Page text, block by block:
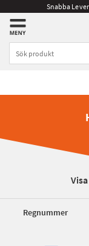
Snabba
Regnummer